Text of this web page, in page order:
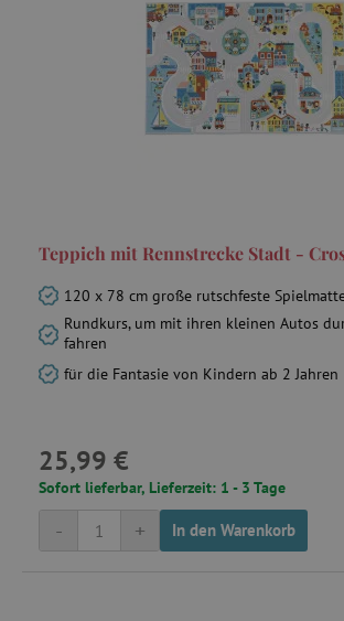
Teppich mit Rennstrecke Stadt -
120 x 78 cm große rutschfeste
Rundkurs, um mit ihren kleinen Autos
fahren
für die Fantasie von Kindern ab 2 Jahren
25,99 €
Sofort lieferbar, Lieferzeit: 1 - 3 Tage
+
- In den Warenkorb